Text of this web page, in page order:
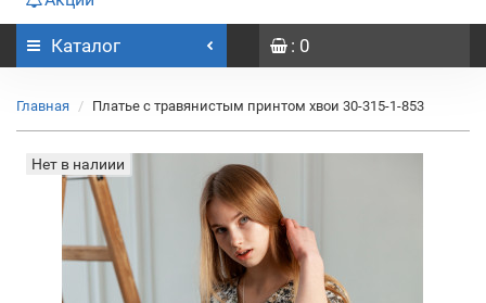
Каталог : 0
Главная Платье с травянистым принтом хвои 30-315-1-853
Нет в налиии